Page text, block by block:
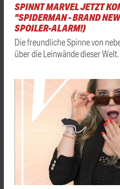
SPINNT MARVEL JETZT
"SPIDERMAN - BRAND
SPOILER-ALARM!)
Die freundliche Spinne von
über die Leinwände dieser